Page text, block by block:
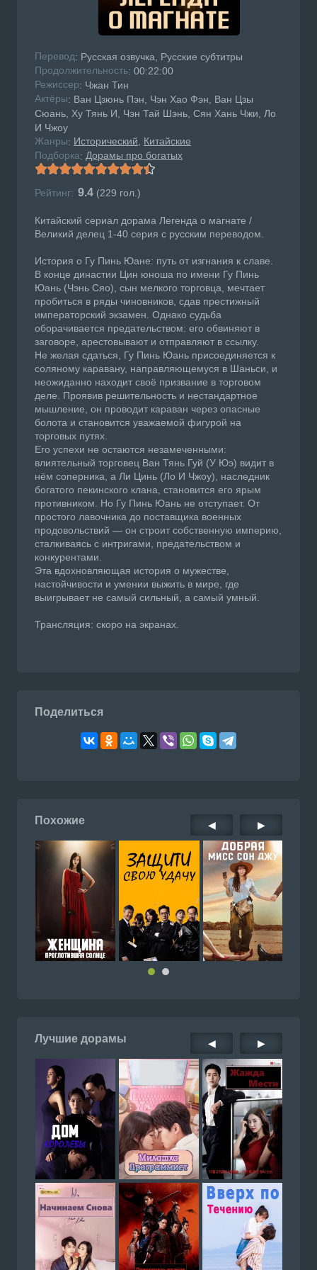
Перевод: Русская озвучка, Русские субтитры
Продолжительность: 00:22:00
Режисcер: Чжан Тин
Актёры: Ван Цзюнь Пэн, Чэн Хао Фэн, Ван Цзы
Сюань, Ху Тянь И, Чэн Тай Шэнь, Сян Хань Чжи, Ло
И Чжоу
Жанры: Исторический
Китайские
Подборка: Дорамы про богатых
Рейтинг: 9.4 (229 гол.)
Китайский сериал дорама Легенда о магнате /
Великий делец 1-40 серия с русским переводом.
История о Гу Пинь Юане: путь от изгнания к славе.
В конце династии Цин юноша по имени Гу Пинь
Юань (Чэнь Сяо), сын мелкого торговца, мечтает
пробиться в ряды чиновников, сдав престижный
императорский экзамен. Однако судьба
оборачивается предательством: его обвиняют в
заговоре, арестовывают и отправляют в ссылку.
Не желая сдаться, Гу Пинь Юань присоединяется к
соляному каравану, направляющемуся в Шаньси, и
неожиданно находит своё призвание в торговом
деле. Проявив решительность и нестандартное
мышление, он проводит караван через опасные
болота и становится уважаемой фигурой на
торговых путях.
Его успехи не остаются незамеченными:
влиятельный торговец Ван Тянь Гуй (У Юэ) видит в
нём соперника, а Ли Цинь (Ло И Чжоу), наследник
богатого пекинского клана, становится его ярым
противником. Но Гу Пинь Юань не отступает. От
простого лавочника до поставщика военных
продовольствий — он строит собственную империю,
сталкиваясь с интригами, предательством и
конкурентами.
Эта вдохновляющая история о мужестве,
настойчивости и умении выжить в мире, где
выигрывает не самый сильный, а самый умный.
Трансляция: скоро на экранах.
Поделиться
Похожие ◀ ▶
Лучшие дорамы ◀ ▶